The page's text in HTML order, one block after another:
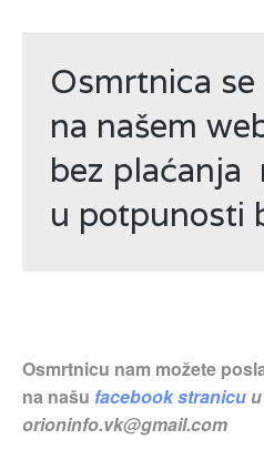
Osmrtnica
na našem
bez plaćanja
u potpunosti
Osmrtnicu nam možete
na našu facebook stranicu
orioninfo.vk@gmail.com